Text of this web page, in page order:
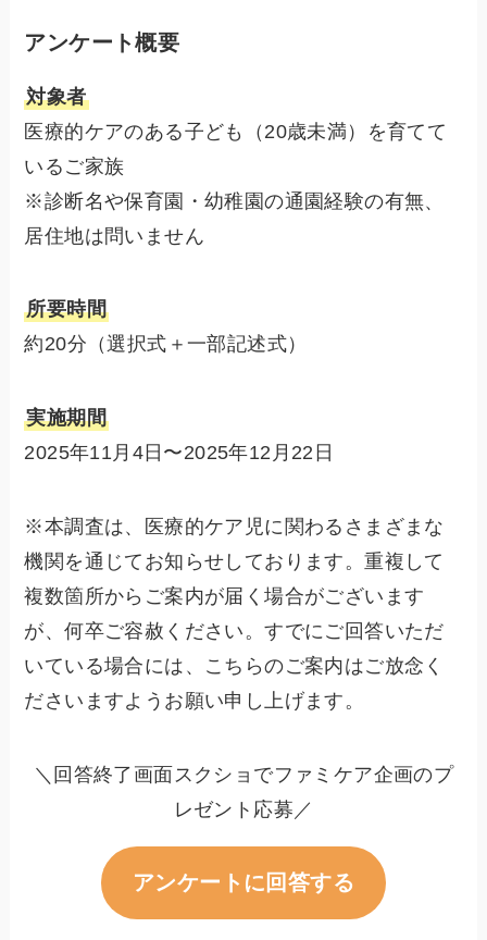
アンケート概要
対象者
医療的ケアのある子ども（20歳未満）を育てて
いるご家族
※診断名や保育園・幼稚園の通園経験の有無、
居住地は問いません
所要時間
約20分（選択式＋一部記述式）
実施期間
2025年11月4日〜2025年12月22日
※本調査は、医療的ケア児に関わるさまざまな
機関を通じてお知らせしております。重複して
複数箇所からご案内が届く場合がございます
が、何卒ご容赦ください。すでにご回答いただ
いている場合には、こちらのご案内はご放念く
ださいますようお願い申し上げます。
＼回答終了画面スクショでファミケア企画のプ
レゼント応募／
アンケートに回答する